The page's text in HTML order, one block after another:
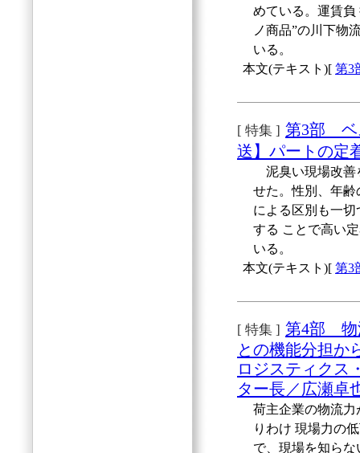
めている。運賃負
ノ商品”の川下物
いる。
本文(テキスト)[ 第3
[ 特集 ] 第3部 ベ
送】パートの定
泥臭い現場改善
せた。性別、年
による区別も一
する ことで高い
いる。
本文(テキスト)[ 第3
[ 特集 ] 第4部 物
との機能分担か
ロジスティクス
ター長／広瀬卓
荷主企業の物流
りわけ 現場力の
で、現場を知ら